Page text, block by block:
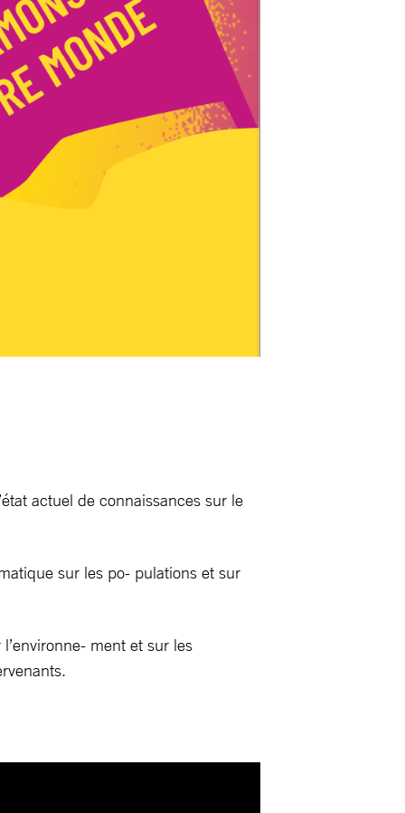
actuel de connaissances sur le
sur les po- pulations et sur
ment et sur les